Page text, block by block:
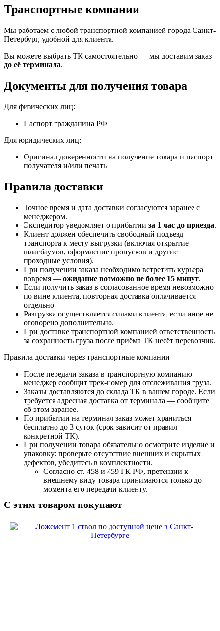
Транспортные компании
Мы работаем с любой транспортной компанией города Санкт-
Петербург, удобной для клиента.
Вы можете выбрать ТК самостоятельно — мы доставим заказ
до её терминала.
Документы для получения товара
Для физических лиц:
Паспорт гражданина РФ
Для юридических лиц:
Оригинал доверенности на получение товара и паспорт
получателя и/или печать
Правила доставки
Точное время и дата доставки согласуются заранее с
менеджером.
Экспедитор уведомляет о прибытии за 1 час до приезда.
Клиент должен обеспечить свободный подъезд
транспорта к месту выгрузки (включая открытие
шлагбаумов, оформление пропусков и другие
проходные условия).
При получении заказа необходимо встретить курьера
вовремя — ожидание возможно не более 15 минут.
Если получить заказ в согласованное время невозможно
по вине клиента, повторная доставка оплачивается
отдельно.
Разгрузка осуществляется силами клиента, если иное не
оговорено дополнительно.
При доставке транспортной компанией ответственность
за сохранность груза после приёма ТК несёт перевозчик.
Правила доставки через транспортные компании
После передачи заказа в транспортную компанию
менеджер сообщит трек-номер для отслеживания груза.
Заказы доставляются до склада ТК в вашем городе. Если
требуется адресная доставка от терминала — сообщите
об этом заранее.
По прибытии на терминал заказ может храниться
бесплатно до 3 суток (срок зависит от правил
конкретной ТК).
При получении товара обязательно осмотрите изделие и
упаковку: проверьте отсутствие внешних и скрытых
дефектов, убедитесь в комплектности.
Согласно ст. 458 и 459 ГК РФ, претензии к
внешнему виду товара принимаются только до
момента его передачи клиенту.
С этим товаром покупают